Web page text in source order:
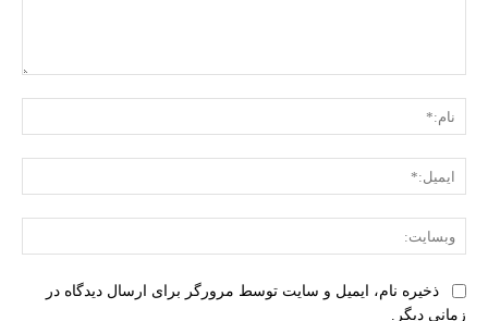
ذخیره نام، ایمیل و سایت توسط مرورگر برای ارسال دیدگاه در
زمانی دیگر.